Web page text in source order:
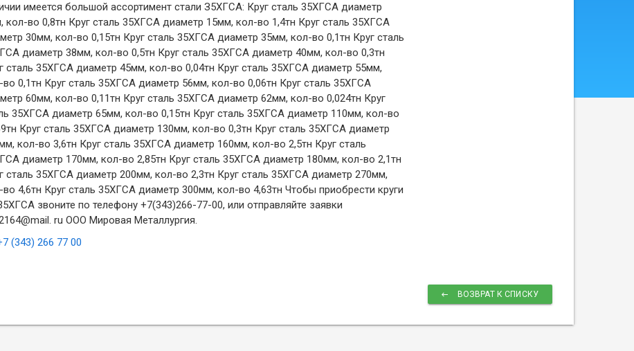
имеется большой ассортимент стали З5ХГСА: Круг сталь 35ХГСА диаметр
кол-во 0,8тн Круг сталь 35ХГСА диаметр 15мм, кол-во 1,4тн Круг сталь 35ХГСА
30мм, кол-во 0,15тн Круг сталь 35ХГСА диаметр 35мм, кол-во 0,1тн Круг сталь
диаметр 38мм, кол-во 0,5тн Круг сталь 35ХГСА диаметр 40мм, кол-во 0,3тн
сталь 35ХГСА диаметр 45мм, кол-во 0,04тн Круг сталь 35ХГСА диаметр 55мм,
во 0,1тн Круг сталь 35ХГСА диаметр 56мм, кол-во 0,06тн Круг сталь 35ХГСА
60мм, кол-во 0,11тн Круг сталь 35ХГСА диаметр 62мм, кол-во 0,024тн Круг
35ХГСА диаметр 65мм, кол-во 0,15тн Круг сталь 35ХГСА диаметр 110мм, кол-во
Круг сталь 35ХГСА диаметр 130мм, кол-во 0,3тн Круг сталь 35ХГСА диаметр
кол-во 3,6тн Круг сталь 35ХГСА диаметр 160мм, кол-во 2,5тн Круг сталь
диаметр 170мм, кол-во 2,85тн Круг сталь 35ХГСА диаметр 180мм, кол-во 2,1тн
сталь 35ХГСА диаметр 200мм, кол-во 2,3тн Круг сталь 35ХГСА диаметр 270мм,
во 4,6тн Круг сталь 35ХГСА диаметр 300мм, кол-во 4,63тн Чтобы приобрести круги
звоните по телефону +7(343)266-77-00, или отправляйте заявки
ru ООО Мировая Металлургия.
(343) 266 77 00
ВОЗВРАТ К СПИСКУ